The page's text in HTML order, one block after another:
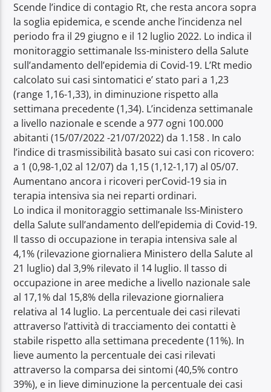
Scende l’indice di contagio Rt, che resta ancora sopra
la soglia epidemica, e scende anche l’incidenza nel
periodo fra il 29 giugno e il 12 luglio 2022. Lo indica il
monitoraggio settimanale Iss-ministero della Salute
sull’andamento dell’epidemia di Covid-19. L’Rt medio
calcolato sui casi sintomatici e’ stato pari a 1,23
(range 1,16-1,33), in diminuzione rispetto alla
settimana precedente (1,34). L’incidenza settimanale
a livello nazionale e scende a 977 ogni 100.000
abitanti (15/07/2022 -21/07/2022) da 1.158 . In calo
l’indice di trasmissibilità basato sui casi con ricovero:
a 1 (0,98-1,02 al 12/07) da 1,15 (1,12-1,17) al 05/07.
Aumentano ancora i ricoveri perCovid-19 sia in
terapia intensiva sia nei reparti ordinari.
Lo indica il monitoraggio settimanale Iss-Ministero
della Salute sull’andamento dell’epidemia di Covid-19.
Il tasso di occupazione in terapia intensiva sale al
4,1% (rilevazione giornaliera Ministero della Salute al
21 luglio) dal 3,9% rilevato il 14 luglio. Il tasso di
occupazione in aree mediche a livello nazionale sale
al 17,1% dal 15,8% della rilevazione giornaliera
relativa al 14 luglio. La percentuale dei casi rilevati
attraverso l’attività di tracciamento dei contatti è
stabile rispetto alla settimana precedente (11%). In
lieve aumento la percentuale dei casi rilevati
attraverso la comparsa dei sintomi (40,5% contro
39%), e in lieve diminuzione la percentuale dei casi